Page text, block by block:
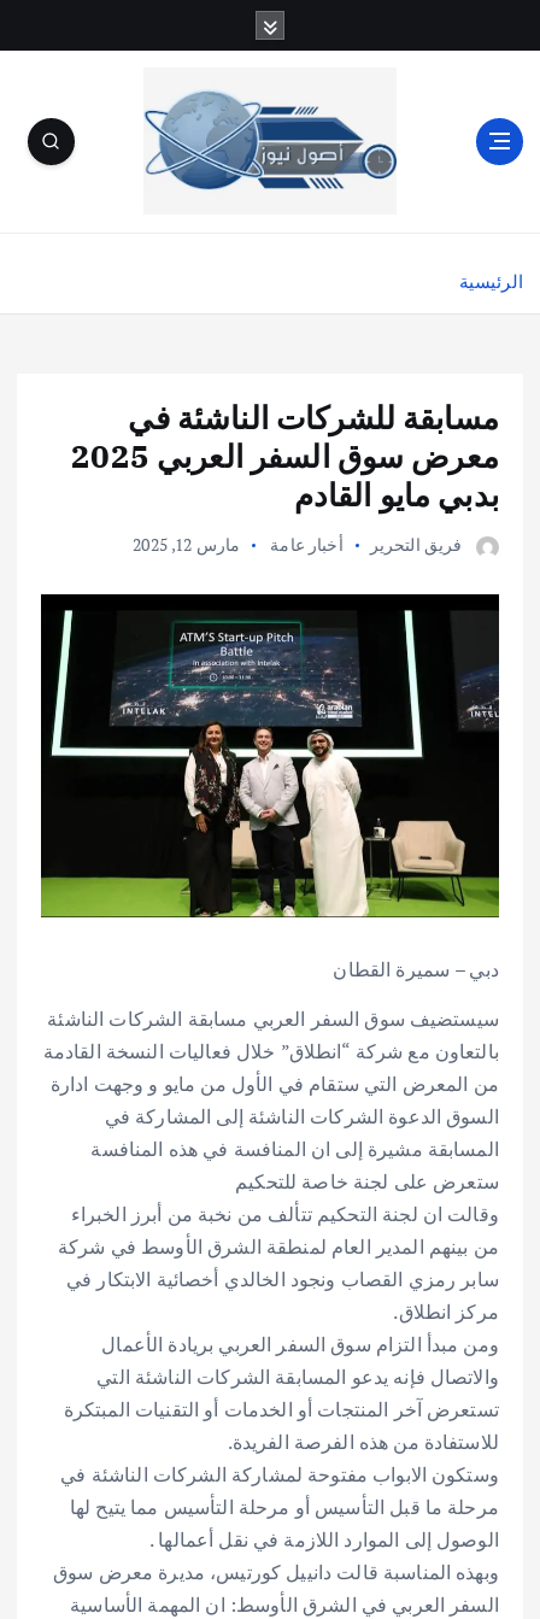
ل
الرئيسية
مسابقة للشركات الناشئة في
معرض سوق السفر العربي 2025
بدبي مايو القادم
فريق التحرير أخبار عامة مارس 12, 2025
دبي – سميرة القطان
سيستضيف سوق السفر العربي مسابقة الشركات الناشئة
بالتعاون مع شركة “انطلاق” خلال فعاليات النسخة القادمة
من المعرض التي ستقام في الأول من مايو و وجهت ادارة
السوق الدعوة الشركات الناشئة إلى المشاركة في
المسابقة مشيرة إلى ان المنافسة في هذه المنافسة
ستعرض على لجنة خاصة للتحكيم
وقالت ان لجنة التحكيم تتألف من نخبة من أبرز الخبراء
من بينهم المدير العام لمنطقة الشرق الأوسط في شركة
سابر رمزي القصاب ونجود الخالدي أخصائية الابتكار في
مركز انطلاق.
ومن مبدأ التزام سوق السفر العربي بريادة الأعمال
والاتصال فإنه يدعو المسابقة الشركات الناشئة التي
تستعرض آخر المنتجات أو الخدمات أو التقنيات المبتكرة
للاستفادة من هذه الفرصة الفريدة.
وستكون الابواب مفتوحة لمشاركة الشركات الناشئة في
مرحلة ما قبل التأسيس أو مرحلة التأسيس مما يتيح لها
الوصول إلى الموارد اللازمة في نقل أعمالها .
وبهذه المناسبة قالت دانييل كورتيس، مديرة معرض سوق
السفر العربي في الشرق الأوسط: ان المهمة الأساسية